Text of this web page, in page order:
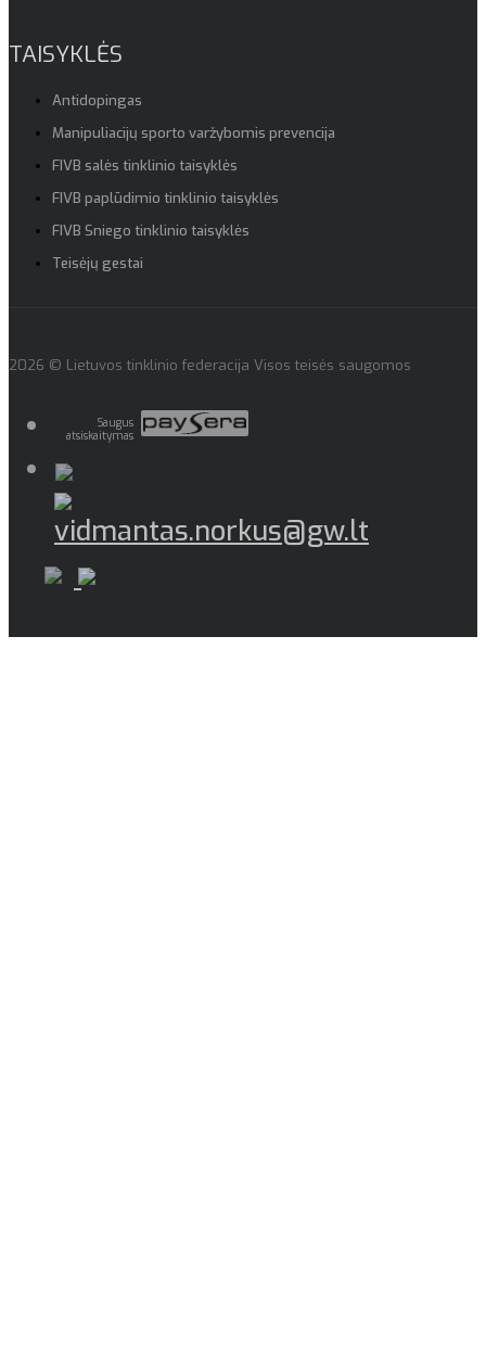
TAISYKLĖS
Antidopingas
Manipuliacijų sporto varžybomis prevencija
FIVB salės tinklinio taisyklės
FIVB paplūdimio tinklinio taisyklės
FIVB Sniego tinklinio taisyklės
Teisėjų gestai
2026 © Lietuvos tinklinio federacija Visos teisės saugomos
Saugus
atsiskaitymas